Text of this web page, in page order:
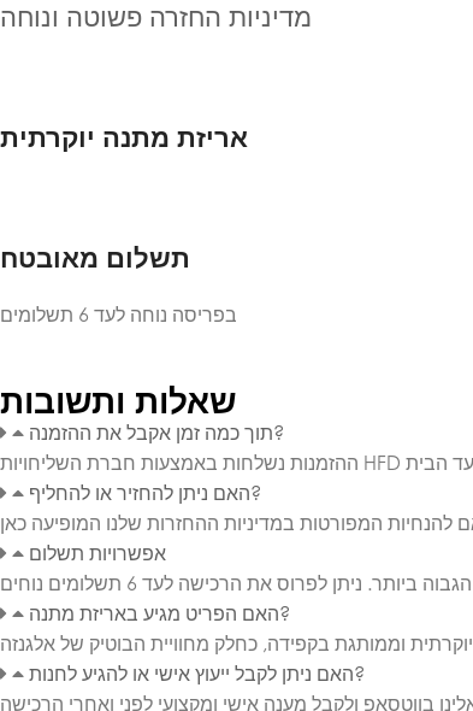
מדיניות החזרה פשוטה ונוחה
אריזת מתנה יוקרתית
תשלום מאובטח
בפריסה נוחה לעד 6 תשלומים
שאלות ותשובות
תוך כמה זמן אקבל את ההזמנה?
האם ניתן להחזיר או להחליף?
אפשרויות תשלום
האם הפריט מגיע באריזת מתנה?
האם ניתן לקבל ייעוץ אישי או להגיע לחנות?